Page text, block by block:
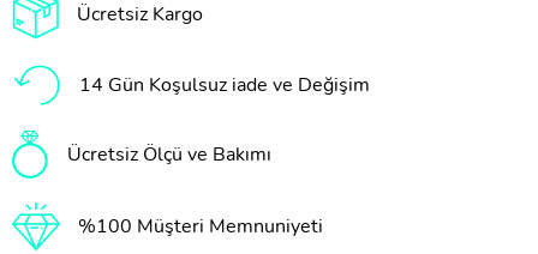
Ücretsiz Kargo
14 Gün Koşulsuz iade ve Değişim
Ücretsiz Ölçü ve Bakımı
%100 Müşteri Memnuniyeti